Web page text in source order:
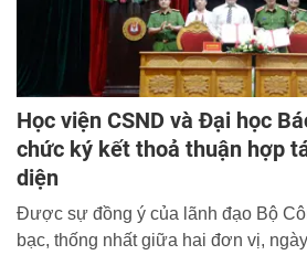
Học viện CSND và Đại học
chức ký kết thoả thuận hợp
diện
Được sự đồng ý của lãnh đạo Bộ
bạc, thống nhất giữa hai đơn vị,